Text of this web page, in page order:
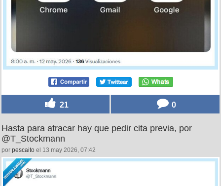
21 0
Hasta para atracar hay que pedir cita previa, por
@T_Stockmann
por pescaito el 13 may 2026, 07:42